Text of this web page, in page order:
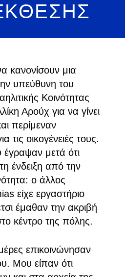
κανονίσουν μια
υπεύθυνη του
Κοινότητας
Αρούχ για να γίνει
περίμεναν
τις οικογένειές τους.
μετά ότι
ένδειξη από την
ο άλλος
είχε εργαστήριο
έμαθαν την ακριβή
κέντρο της πόλης.
επικοινώνησαν
Μου είπαν ότι